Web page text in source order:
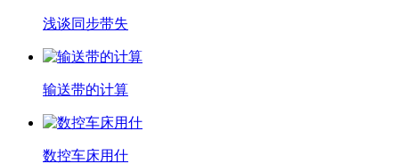
浅谈同步带失
输送带的计算
数控车床用什